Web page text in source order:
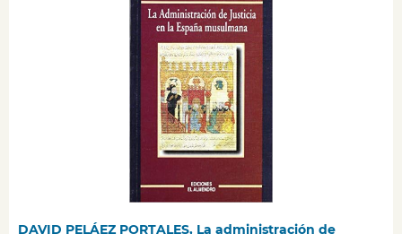
DAVID PELÁEZ PORTALES, La administración de